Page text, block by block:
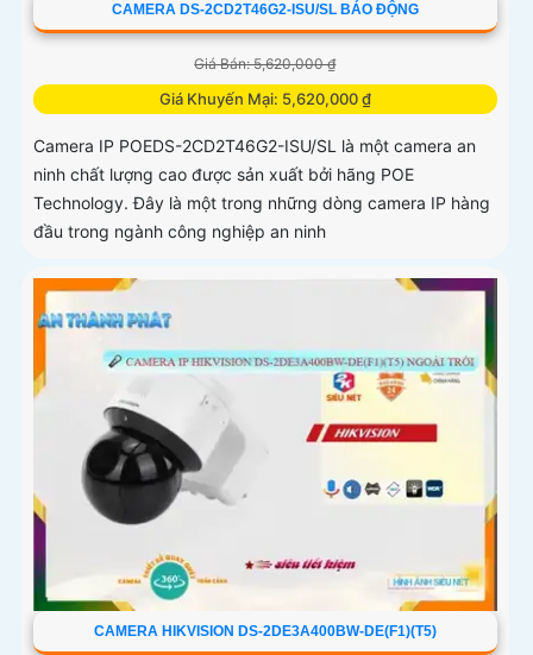
CAMERA DS-2CD2T46G2-ISU/SL BÁO ĐỘNG
Giá Bán: 5,620,000 ₫
Giá Khuyến Mại: 5,620,000 ₫
Camera IP POEDS-2CD2T46G2-ISU/SL là một camera an
ninh chất lượng cao được sản xuất bởi hãng POE
Technology. Đây là một trong những dòng camera IP hàng
đầu trong ngành công nghiệp an ninh
CAMERA HIKVISION DS-2DE3A400BW-DE(F1)(T5)